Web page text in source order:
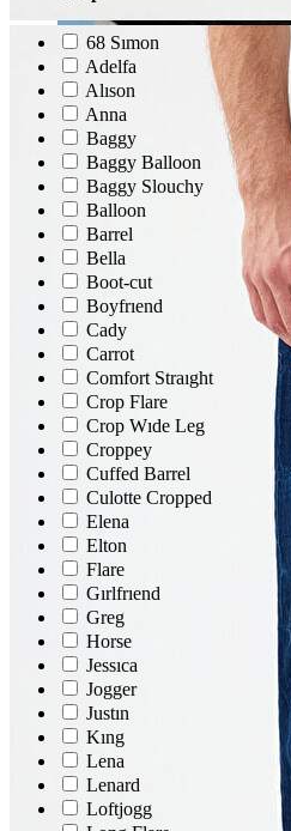
Yeni Sezon
Yeni Sezon
KADIN
68 Sımon
Adelfa
Alıson
Anna
Baggy
Baggy Balloon
Baggy Slouchy
Balloon
Barrel
Bella
Boot-cut
Boyfrıend
Cady
Carrot
Comfort Straıght
Crop Flare
Crop Wıde Leg
Croppey
Cuffed Barrel
Culotte Cropped
Elena
Elton
Flare
Gırlfrıend
Greg
Horse
Jessıca
Jogger
Justın
Kıng
Lena
Lenard
Loftjogg